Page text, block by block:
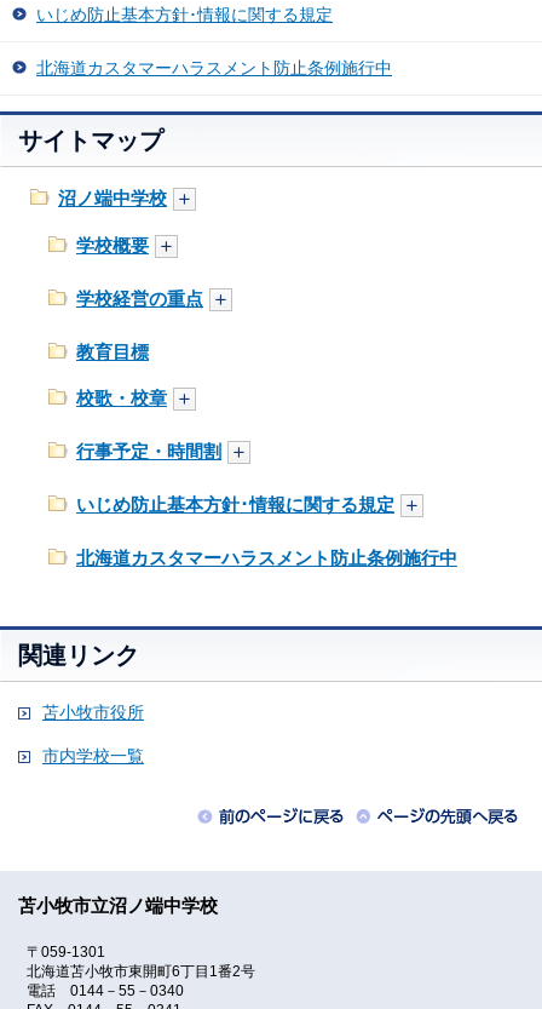
いじめ防止基本方針･情報に関する規定
北海道カスタマーハラスメント防止条例施行中
サイトマップ
沼ノ端中学校
学校概要
学校経営の重点
教育目標
校歌・校章
行事予定・時間割
いじめ防止基本方針･情報に関する規定
北海道カスタマーハラスメント防止条例施行中
関連リンク
苫小牧市役所
市内学校一覧
苫小牧市立沼ノ端中学校
〒059-1301
北海道苫小牧市東開町6丁目1番2号
電話 0144－55－0340